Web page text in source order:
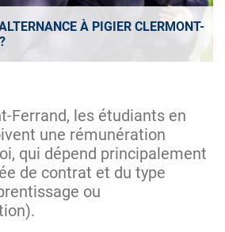
À PIGIER CLERMONT-
Ferrand, les étudiants en
une rémunération
qui dépend principalement
de contrat et du type
ou